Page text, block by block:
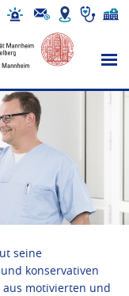
seine
konservativen
motivierten und